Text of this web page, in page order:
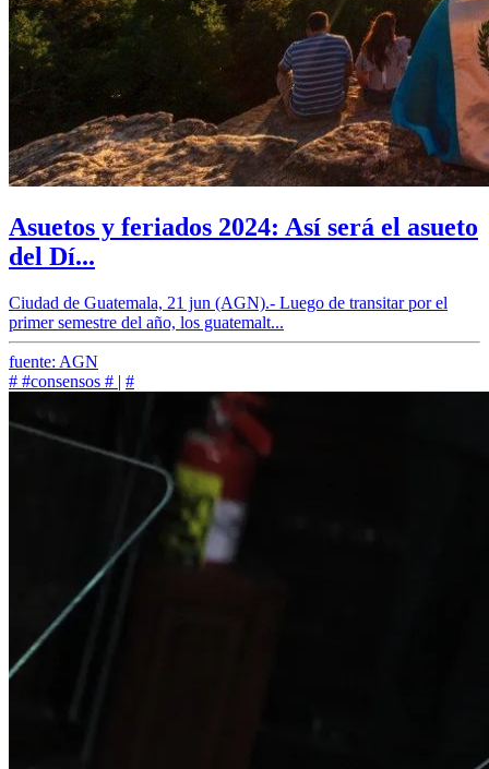
Asuetos y feriados 2024: Así será el asueto
del Dí...
Ciudad de Guatemala, 21 jun (AGN).- Luego de transitar por el
primer semestre del año, los guatemalt...
fuente: AGN
# #consensos # | #